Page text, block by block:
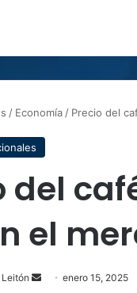
/ Economía / Precio del
del
el
Sendenero 15, 2025